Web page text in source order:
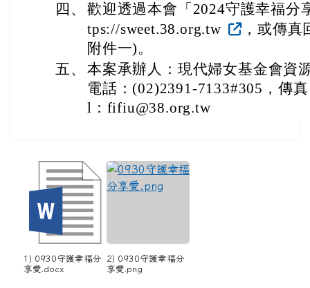
四、 歡迎透過本會「2024守護幸福分
tps://sweet.38.org.tw
，或傳
附件一)。
五、 本案承辦人：現代婦女基金會資
電話：(02)2391-7133#305，傳
l：fifiu@38.org.tw
1) 0930守護幸福分
享愛.docx
2) 0930守護幸福分
享愛.png